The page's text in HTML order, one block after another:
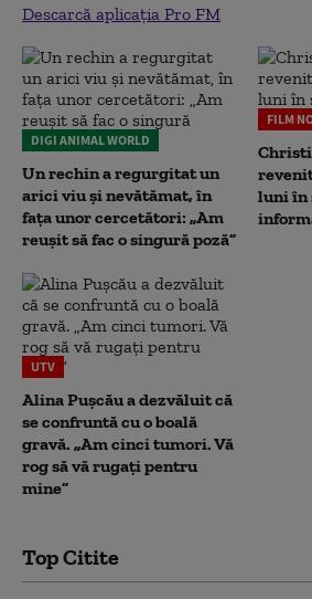
Descarcă aplicația Pro FM
DIGI ANIMAL WORLD
Un rechin a regurgitat un
arici viu și nevătămat, în
fața unor cercetători: „Am
reușit să fac o singură poză”
FILM
luni în
UTV
Alina Pușcău a dezvăluit că
se confruntă cu o boală
gravă. „Am cinci tumori. Vă
rog să vă rugați pentru
mine”
Top Citite